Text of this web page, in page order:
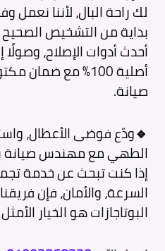
لك راحة البال، لأننا نعمل
بداية من التشخيص
أحدث أدوات الإصلاح،
أصلية 100% مع
صيانة.
🔹ودّع فوضى الأعطال،
الطهي مع مهندس صيانة
إذا كنت تبحث عن خدمة
السرعة، والأمان، فإن
البوتاجازات هو الخيار